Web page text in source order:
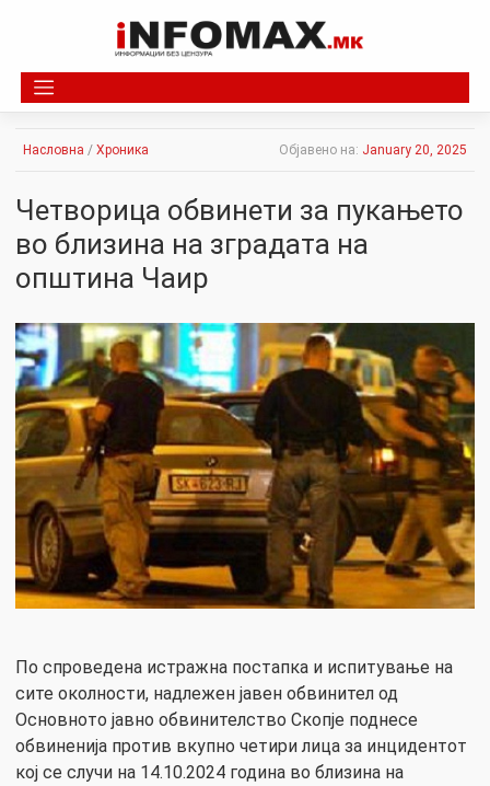
Насловна / Хроника Објавено на: January 20, 2025
Четворица обвинети за пукањето
во близина на зградата на
општина Чаир
По спроведена истражна постапка и испитување на
сите околности, надлежен јавен обвинител од
Основното јавно обвинителство Скопје поднесе
обвиненија против вкупно четири лица за инцидентот
кој се случи на 14.10.2024 година во близина на